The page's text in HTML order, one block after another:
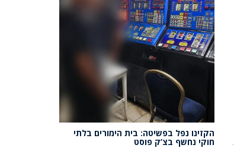
הקזינו נפל בפשיטה: בית הימורים בלתי
חוקי נחשף בצ’ק פוסט